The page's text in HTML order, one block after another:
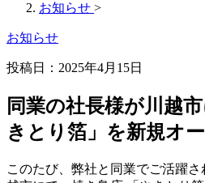
お知らせ >
お知らせ
投稿日：2025年4月15日
同業の社長様が川越
きとり箔」を新規オ
このたび、弊社と同業でご活躍さ